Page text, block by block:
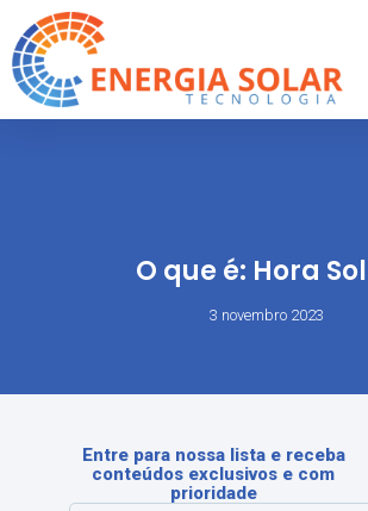
O que é: Hora
3 novembro 2023
Entre para nossa lista e receba
conteúdos exclusivos e com
prioridade